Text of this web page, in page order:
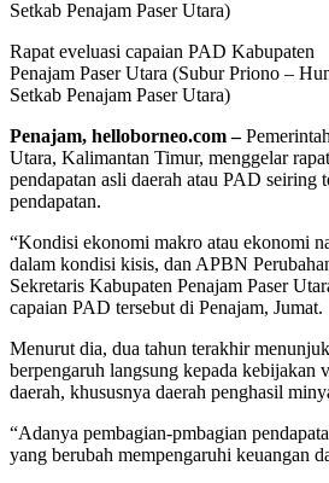
Rapat eveluasi capaian PAD Kabupaten
Penajam Paser Utara (Subur Priono –
Setkab Penajam Paser Utara)
Penajam, helloborneo.com –
Utara, Kalimantan Timur, menggelar
pendapatan asli daerah atau PAD seiring
pendapatan.
“Kondisi ekonomi makro atau ekonomi
dalam kondisi kisis, dan APBN
Sekretaris Kabupaten Penajam Paser
capaian PAD tersebut di Penajam, Jumat.
Menurut dia, dua tahun terakhir
berpengaruh langsung kepada kebijakan
daerah, khususnya daerah penghasil
“Adanya pembagian-pmbagian
yang berubah mempengaruhi keuangan